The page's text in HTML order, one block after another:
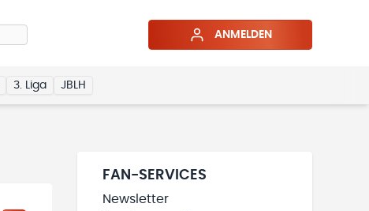
ANMELDEN
3. Liga JBLH
FAN-SERVICES
Newsletter